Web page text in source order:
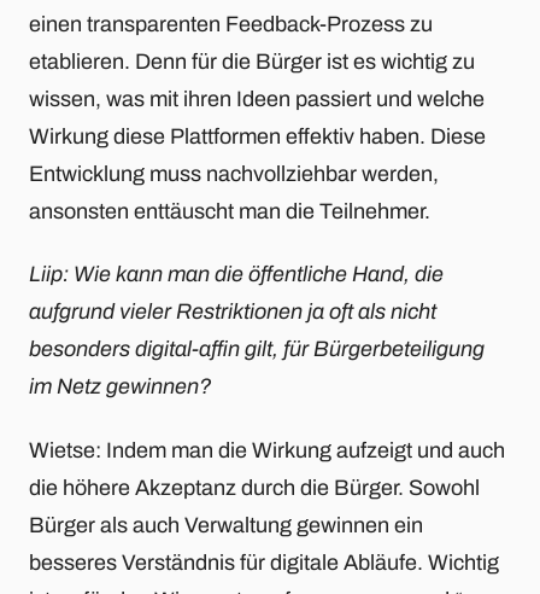
einen transparenten Feedback-Prozess zu
etablieren. Denn für die Bürger ist es wichtig zu
wissen, was mit ihren Ideen passiert und welche
Wirkung diese Plattformen effektiv haben. Diese
Entwicklung muss nachvollziehbar werden,
ansonsten enttäuscht man die Teilnehmer.
Liip: Wie kann man die öffentliche Hand, die
aufgrund vieler Restriktionen ja oft als nicht
besonders digital-affin gilt, für Bürgerbeteiligung
im Netz gewinnen?
Wietse: Indem man die Wirkung aufzeigt und auch
die höhere Akzeptanz durch die Bürger. Sowohl
Bürger als auch Verwaltung gewinnen ein
besseres Verständnis für digitale Abläufe. Wichtig